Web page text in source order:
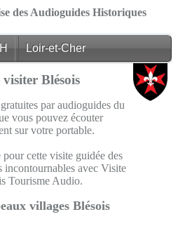
des Audioguides Historiques
Loir-et-Cher
visiter Blésois
par audioguides du
vous pouvez écouter
sur votre portable.
cette visite guidée des
incontournables avec Visite
Tourisme Audio.
villages Blésois